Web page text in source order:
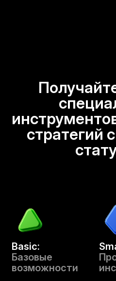
стратегий
Basic:
Базовые
возможности